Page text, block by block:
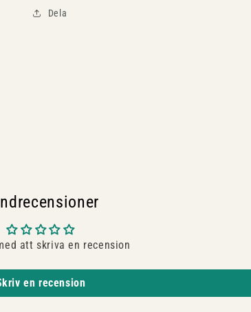
Dela
att skriva en recension
en recension